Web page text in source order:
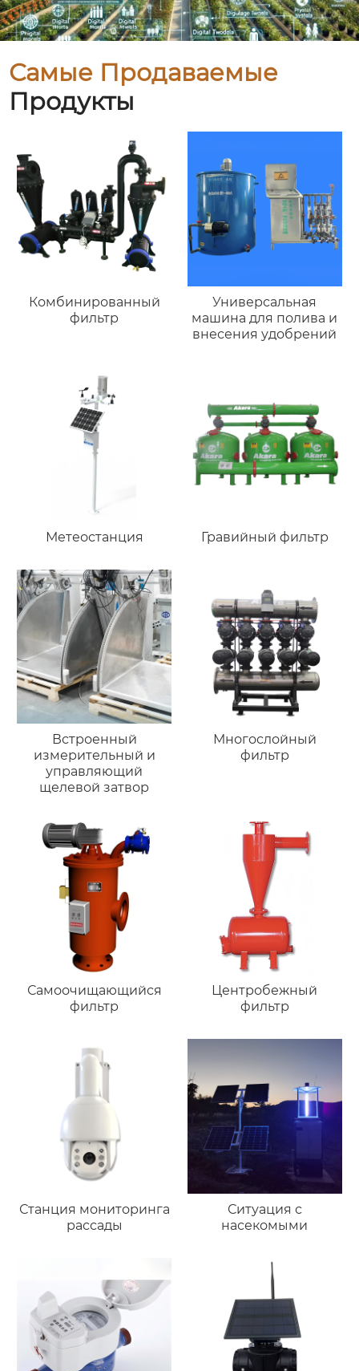
Самые Продаваемые
Продукты
Комбинированный
фильтр
Универсальная
машина для полива и
внесения удобрений
Метеостанция Гравийный фильтр
Встроенный
измерительный и
управляющий
щелевой затвор
Многослойный
фильтр
Самоочищающийся
фильтр
Центробежный
фильтр
Станция мониторинга
рассады
Ситуация с
насекомыми